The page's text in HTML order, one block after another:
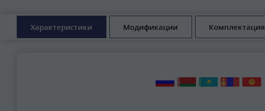
Характеристики Модификации Комплектация